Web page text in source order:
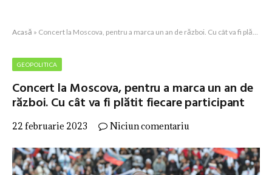
Acasă » Concert la Moscova, pentru a marca un an de război. Cu cât va fi plătit fiecare participant
GEOPOLITICA
Concert la Moscova, pentru a marca un an de
război. Cu cât va fi plătit fiecare participant
22 februarie 2023 Niciun comentariu